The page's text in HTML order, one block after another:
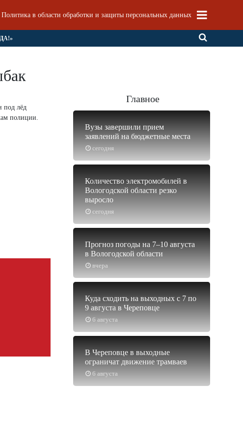
Политика в области обработки и защиты персональных данных
под лёд
полиции.
Главное
сегодня
Вузы завершили прием
заявлений на бюджетные места
сегодня
Количество электромобилей в
Вологодской области резко
выросло
вчера
Прогноз погоды на 7–10 августа
в Вологодской области
6 августа
Куда сходить на выходных с 7 по
9 августа в Череповце
6 августа
В Череповце в выходные
ограничат движение трамваев